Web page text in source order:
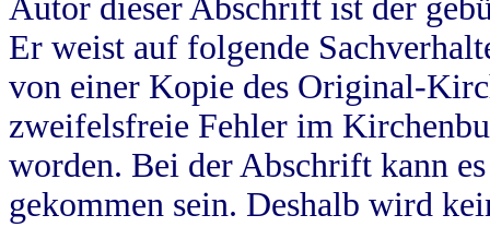
Autor dieser Abschrift ist der
Er weist auf folgende
von einer Kopie des Original-
zweifelsfreie Fehler im
worden. Bei der Abschrift kann
gekommen sein. Deshalb wird